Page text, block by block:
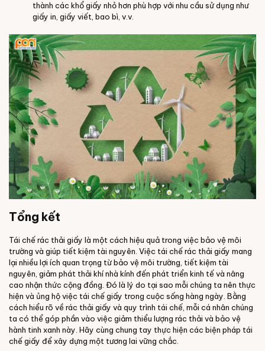
thành các khổ giấy nhỏ hơn phù hợp với nhu cầu sử dụng như
giấy in, giấy viết, bao bì, v.v.
Tổng kết
Tái chế rác thải giấy là một cách hiệu quả trong việc bảo vệ môi
trường và giúp tiết kiệm tài nguyên. Việc tái chế rác thải giấy mang
lại nhiều lợi ích quan trọng từ bảo vệ môi trường, tiết kiệm tài
nguyên, giảm phát thải khí nhà kính đến phát triển kinh tế và nâng
cao nhận thức cộng đồng. Đó là lý do tại sao mỗi chúng ta nên thực
hiện và ủng hộ việc tái chế giấy trong cuộc sống hàng ngày. Bằng
cách hiểu rõ về rác thải giấy và quy trình tái chế, mỗi cá nhân chúng
ta có thể góp phần vào việc giảm thiểu lượng rác thải và bảo vệ
hành tinh xanh này. Hãy cùng chung tay thực hiện các biện pháp tái
chế giấy để xây dựng một tương lai vững chắc.